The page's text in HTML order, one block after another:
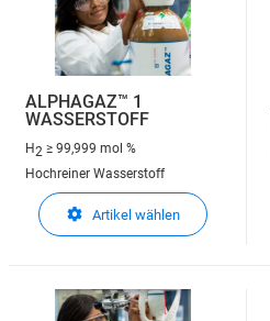
ALPHAGAZ™ 1
WASSERSTOFF
H2 ≥ 99,999 mol %
Hochreiner Wasserstoff
Artikel wählen